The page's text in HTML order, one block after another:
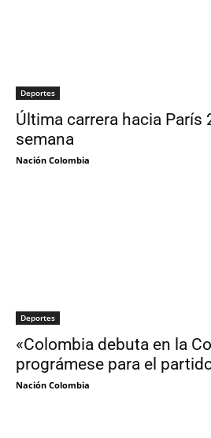
Deportes
Última carrera hacia París
semana
Nación Colombia
Deportes
«Colombia debuta en la
prográmese para el
Nación Colombia